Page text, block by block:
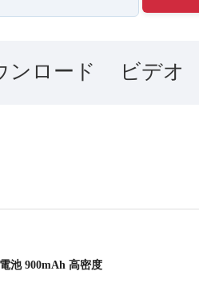
ンロード ビデオ
池 900mAh 高密度